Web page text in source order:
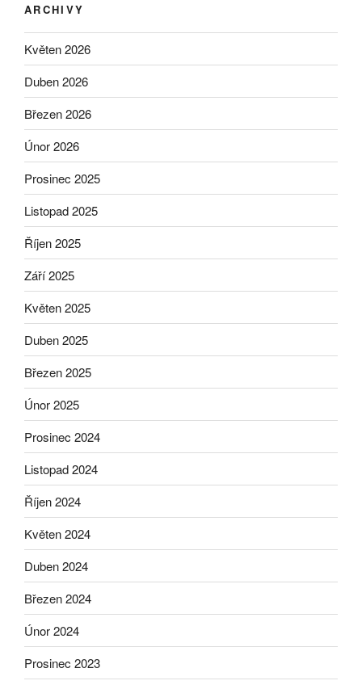
ARCHIVY
Květen 2026
Duben 2026
Březen 2026
Únor 2026
Prosinec 2025
Listopad 2025
Říjen 2025
Září 2025
Květen 2025
Duben 2025
Březen 2025
Únor 2025
Prosinec 2024
Listopad 2024
Říjen 2024
Květen 2024
Duben 2024
Březen 2024
Únor 2024
Prosinec 2023